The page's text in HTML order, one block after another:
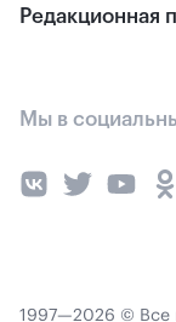
Редакционная
Мы в
1997—2026 © Все